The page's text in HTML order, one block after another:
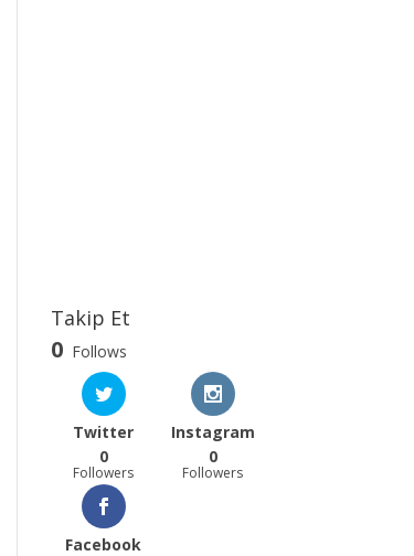
Takip Et
0 Follows
Twitter
0
Followers
Instagram
0
Followers
Facebook